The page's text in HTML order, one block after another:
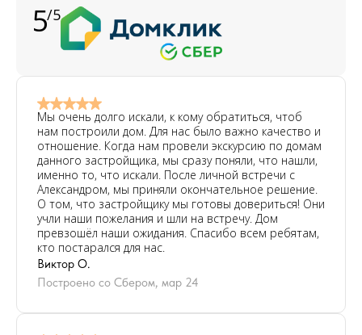
5/5
Мы очень долго искали, к кому обратиться, чтоб
нам построили дом. Для нас было важно качество и
отношение. Когда нам провели экскурсию по домам
данного застройщика, мы сразу поняли, что нашли,
именно то, что искали. После личной встречи с
Александром, мы приняли окончательное решение.
О том, что застройщику мы готовы довериться! Они
учли наши пожелания и шли на встречу. Дом
превзошёл наши ожидания. Спасибо всем ребятам,
кто постарался для нас.
Виктор О.
Построено со Сбером, мар 24